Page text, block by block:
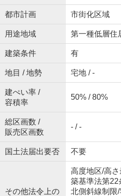
都市計画 市街化区域
用途地域 第一種低層住
建築条件 有
地目 / 地勢 宅地 / -
建ぺい率 /
容積率
50% / 80%
総区画数 /
販売区画数
- / -
国土法届出要否 不要
その他法令上の
高度地区/高
築基準法第22
北側斜線制限